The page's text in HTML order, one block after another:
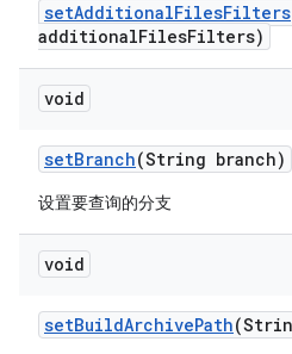
setAdditionalFilesFilters
additionalFilesFilters)
void
setBranch(String branch)
设置要查询的分支
void
setBuildArchivePath